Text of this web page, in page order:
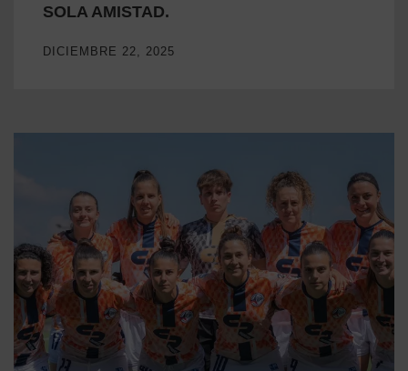
SOLA AMISTAD.
DICIEMBRE 22, 2025